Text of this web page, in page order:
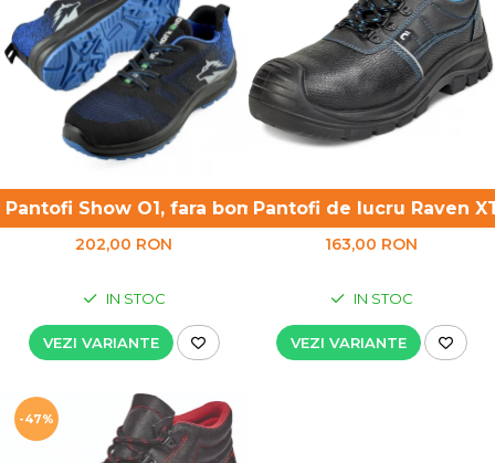
UNICA FOLOSINTA
VESTE
Pantofi Show O1, fara bombeu
202,00 RON
IN STOC
VEZI VARIANTE
Pantofi de lucru Raven
163,00 RON
IN STOC
VEZI VARIANTE
-47%